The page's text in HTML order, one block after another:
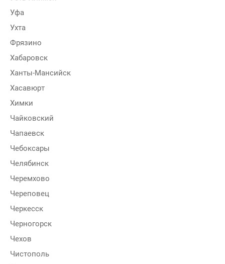
Уфа
Ухта
Фрязино
Хабаровск
Ханты-Мансийск
Хасавюрт
Химки
Чайковский
Чапаевск
Чебоксары
Челябинск
Черемхово
Череповец
Черкесск
Черногорск
Чехов
Чистополь